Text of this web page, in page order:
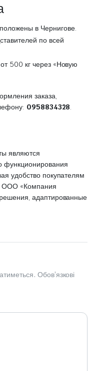
в Чернигове.
по всей
500 кг через «Новую
заказа,
0958834328.
являются
функционирования
удобство покупателям
ООО «Компания
адаптированные
Обов’язкові